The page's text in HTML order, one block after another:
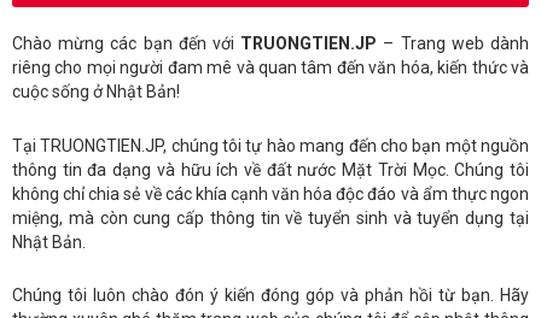
Chào mừng các bạn đến với TRUONGTIEN.JP – Trang web dành
riêng cho mọi người đam mê và quan tâm đến văn hóa, kiến thức và
cuộc sống ở Nhật Bản!
Tại TRUONGTIEN.JP, chúng tôi tự hào mang đến cho bạn một nguồn
thông tin đa dạng và hữu ích về đất nước Mặt Trời Mọc. Chúng tôi
không chỉ chia sẻ về các khía cạnh văn hóa độc đáo và ẩm thực ngon
miệng, mà còn cung cấp thông tin về tuyển sinh và tuyển dụng tại
Nhật Bản.
Chúng tôi luôn chào đón ý kiến đóng góp và phản hồi từ bạn. Hãy